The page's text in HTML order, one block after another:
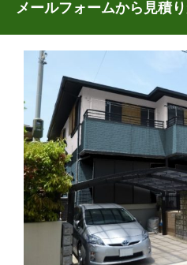
メールフォームから見積